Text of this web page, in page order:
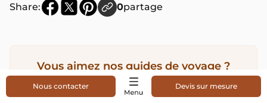
Share: 0partage
Vous aimez nos guides de voyage ?
Ajoutez-nous comme source de confiance
Nous contacter Devis sur mesure